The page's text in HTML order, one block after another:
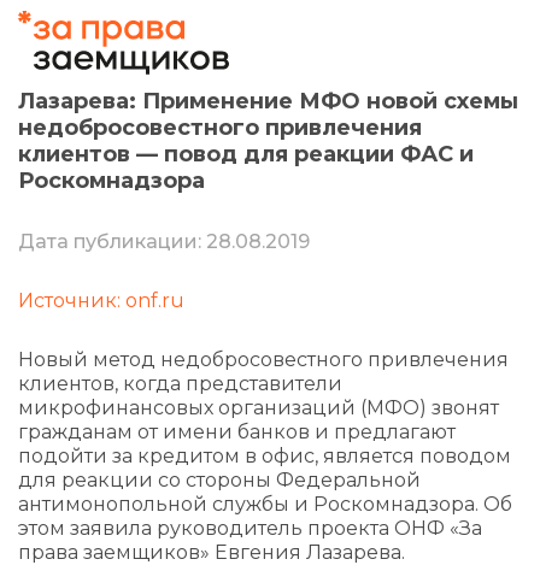
Лазарева: Применение МФО новой схемы
недобросовестного привлечения
клиентов — повод для реакции ФАС и
Роскомнадзора
Дата публикации: 28.08.2019
Источник: onf.ru
Новый метод недобросовестного привлечения
клиентов, когда представители
микрофинансовых организаций (МФО) звонят
гражданам от имени банков и предлагают
подойти за кредитом в офис, является поводом
для реакции со стороны Федеральной
антимонопольной службы и Роскомнадзора. Об
этом заявила руководитель проекта ОНФ «За
права заемщиков» Евгения Лазарева.